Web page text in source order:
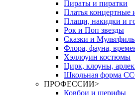
Пираты и пиратки
Платья концертные
Плащи, накидки и
Рок и Поп звезды
Сказки и
Флора, фауна,
Хэллоуин костюмы
Цирк, клоуны,
Школьная форма
ПРОФЕССИИ>
Ковбои и шерифы